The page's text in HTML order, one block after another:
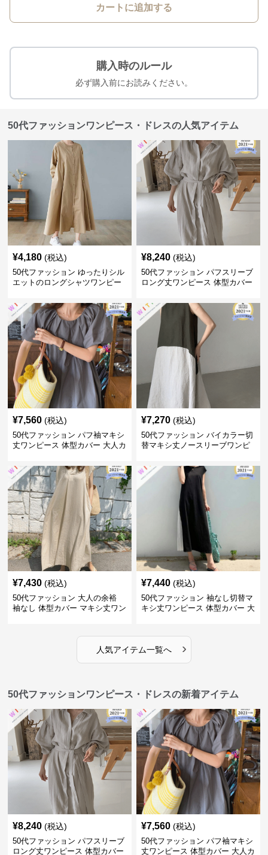
カートに追加する
購入時のルール
必ず購入前にお読みください。
50代ファッションワンピース・ドレスの人気アイテム
¥4,180 (税込)
50代ファッション ゆったりシル
エットのロングシャツワンピー
¥8,240 (税込)
50代ファッション パフスリーブ
ロング丈ワンピース 体型カバー
¥7,560 (税込)
50代ファッション パフ袖マキシ
丈ワンピース 体型カバー 大人カ
¥7,270 (税込)
50代ファッション バイカラー切
替マキシ丈ノースリーブワンピ
¥7,430 (税込)
50代ファッション 大人の余裕
袖なし 体型カバー マキシ丈ワン
¥7,440 (税込)
50代ファッション 袖なし切替マ
キシ丈ワンピース 体型カバー 大
人気アイテム一覧へ ›
50代ファッションワンピース・ドレスの新着アイテム
¥8,240 (税込)
50代ファッション パフスリーブ
ロング丈ワンピース 体型カバー
¥7,560 (税込)
50代ファッション パフ袖マキシ
丈ワンピース 体型カバー 大人カ